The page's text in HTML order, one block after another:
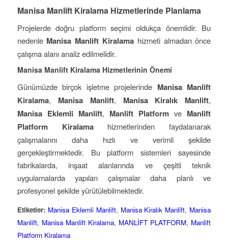
Manisa Manlift Kiralama Hizmetlerinde Planlama
Projelerde doğru platform seçimi oldukça önemlidir. Bu
nedenle Manisa Manlift Kiralama hizmeti almadan önce
çalışma alanı analiz edilmelidir.
Manisa Manlift Kiralama Hizmetlerinin Önemi
Günümüzde birçok işletme projelerinde Manisa Manlift
Kiralama, Manisa Manlift, Manisa Kiralık Manlift,
Manisa Eklemli Manlift, Manlift Platform ve Manlift
Platform Kiralamahizmetlerinden faydalanarak
çalışmalarını daha hızlı ve verimli şekilde
gerçekleştirmektedir. Bu platform sistemleri sayesinde
fabrikalarda, inşaat alanlarında ve çeşitli teknik
uygulamalarda yapılan çalışmalar daha planlı ve
profesyonel şekilde yürütülebilmektedir.
Etiketler: Manisa Eklemli Manlift, Manisa Kiralık Manlift, Manisa
Manlift, Manisa Manlift Kiralama, MANLİFT PLATFORM, Manlift
Platform Kiralama